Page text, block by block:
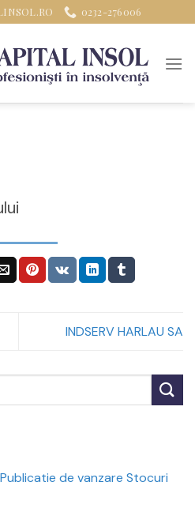
0232-276006
INDSERV HARLAU SA
Publicatie de vanzare Stocuri